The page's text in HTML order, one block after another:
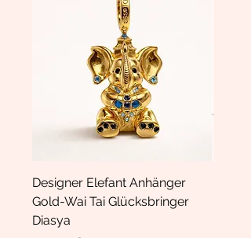
Designer Elefant Anhänger
Gold-Wai Tai Glücksbringer
Diasya